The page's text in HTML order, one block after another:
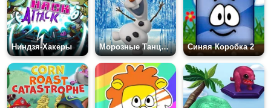
Ниндзя-Хакеры Морозные Танцы с Олафом Синяя Коробка 2